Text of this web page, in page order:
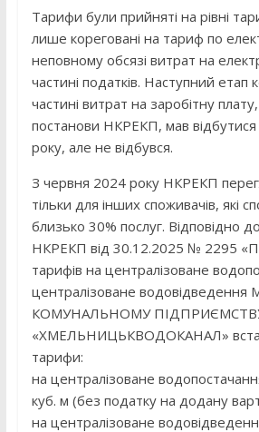
Тарифи були прийняті на рівні
лише кореговані на тариф по
неповному обсязі витрат на
частині податків. Наступний етап
частині витрат на заробітну
постанови НКРЕКП, мав відбутися
року, але не відбувся.
З червня 2024 року НКРЕКП
тільки для інших споживачів, які
близько 30% послуг. Відповідно
НКРЕКП від 30.12.2025 № 2295
тарифів на централізоване
централізоване
КОМУНАЛЬНОМУ
«ХМЕЛЬНИЦЬКВОДОКАНАЛ»
тарифи:
на централізоване
куб. м (без податку на додану
на централізоване